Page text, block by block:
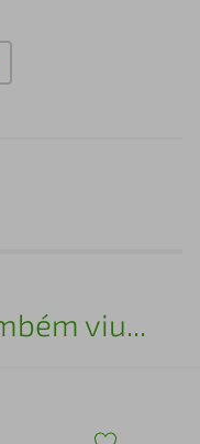
viu...